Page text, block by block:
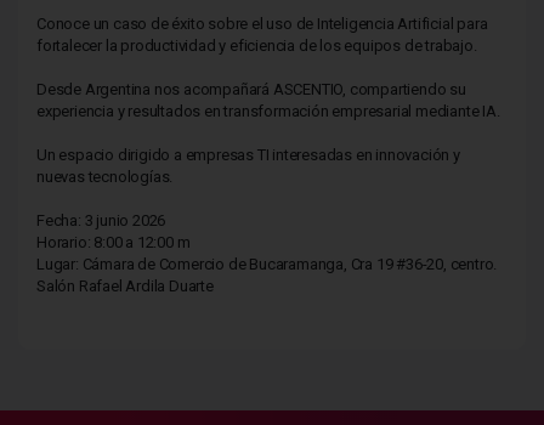
Conoce un caso de éxito sobre el uso de Inteligencia Artificial para
fortalecer la productividad y eficiencia de los equipos de trabajo.
Desde Argentina nos acompañará ASCENTIO, compartiendo su
experiencia y resultados en transformación empresarial mediante IA.
Un espacio dirigido a empresas TI interesadas en innovación y
nuevas tecnologías.
Fecha: 3 junio 2026
Horario: 8:00 a 12:00 m
Lugar: Cámara de Comercio de Bucaramanga, Cra 19 #36-20, centro.
Salón Rafael Ardila Duarte